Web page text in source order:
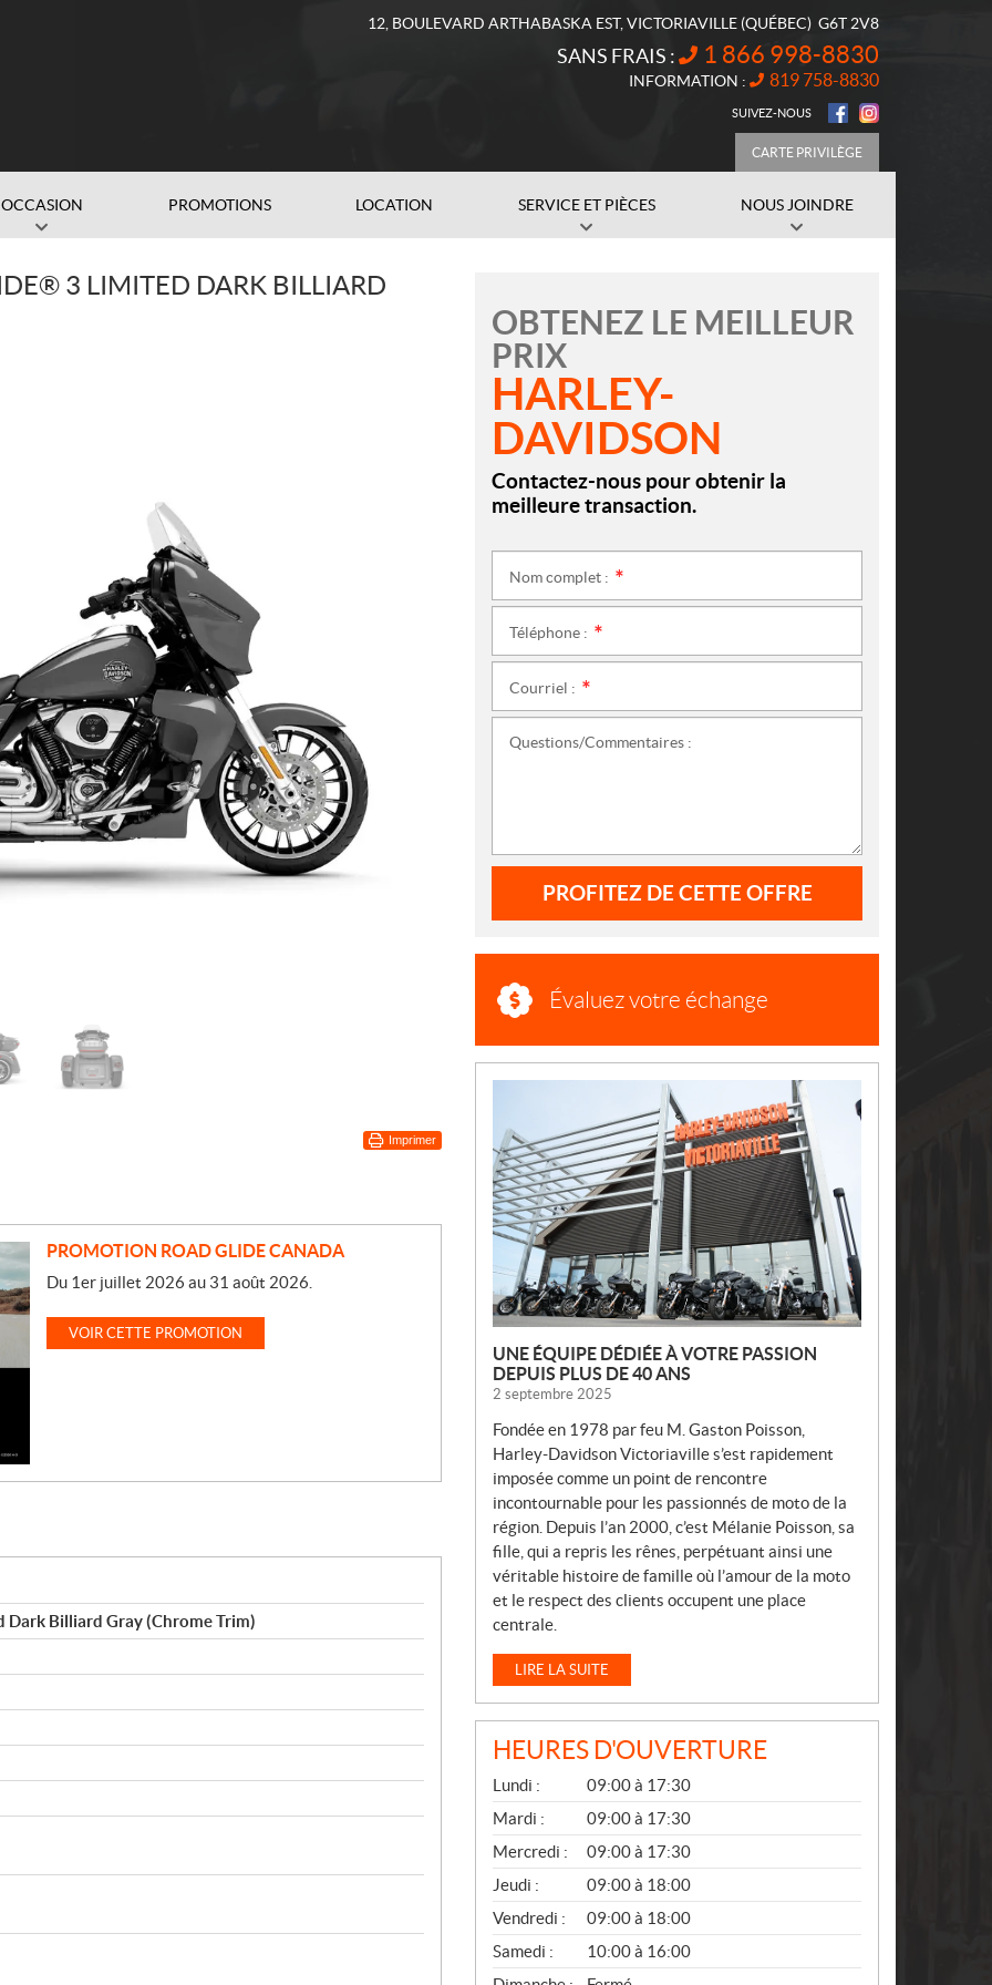
12, BOULEVARD ARTHABASKA EST, VICTORIAVILLE (QUÉBEC) G6T 2V8
SANS FRAIS : 1 866 998-8830
INFORMATION : 819 758-8830
SUIVEZ-NOUS
CARTE PRIVILÈGE
OCCASION PROMOTIONS LOCATION SERVICE ET PIÈCES NOUS JOINDRE
3 LIMITED DARK BILLIARD
Imprimer
PROMOTION ROAD GLIDE CANADA
Du 1er juillet 2026 au 31 août 2026.
VOIR CETTE PROMOTION
Billiard Gray (Chrome Trim)
OBTENEZ LE MEILLEUR
PRIX
HARLEY-
DAVIDSON
Contactez-nous pour obtenir la
meilleure transaction.
Nom complet :
Téléphone :
Courriel :
Questions/Commentaires :
PROFITEZ DE CETTE OFFRE
Évaluez votre échange
U
V
E
L
L
E
S
UNE ÉQUIPE DÉDIÉE À VOTRE PASSION
DEPUIS PLUS DE 40 ANS
2 septembre 2025
Fondée en 1978 par feu M. Gaston Poisson,
Harley-Davidson Victoriaville s’est rapidement
imposée comme un point de rencontre
incontournable pour les passionnés de moto de la
région. Depuis l’an 2000, c’est Mélanie Poisson, sa
fille, qui a repris les rênes, perpétuant ainsi une
véritable histoire de famille où l’amour de la moto
et le respect des clients occupent une place
centrale.
LIRE LA SUITE
HEURES D'OUVERTURE
G
É
N
É
R
A
L
Lundi :
09:00 à 17:30
Mardi :
09:00 à 17:30
Mercredi :
09:00 à 17:30
Jeudi :
09:00 à 18:00
Vendredi :
09:00 à 18:00
Samedi :
10:00 à 16:00